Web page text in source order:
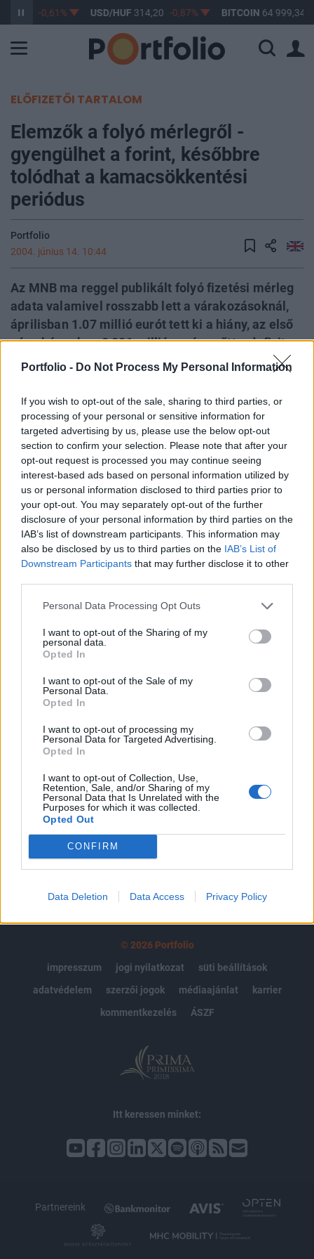
Portfolio - Do Not Process My Personal Information
If you wish to opt-out of the sale, sharing to third parties, or
processing of your personal or sensitive information for
targeted advertising by us, please use the below opt-out
section to confirm your selection. Please note that after your
opt-out request is processed you may continue seeing
interest-based ads based on personal information utilized by
us or personal information disclosed to third parties prior to
your opt-out. You may separately opt-out of the further
disclosure of your personal information by third parties on the
IAB’s list of downstream participants. This information may
also be disclosed by us to third parties on the IAB’s List of
Downstream Participants that may further disclose it to other
Personal Data Processing Opt Outs
I want to opt-out of the Sharing of my
personal data.
Opted In
I want to opt-out of the Sale of my
Personal Data.
Opted In
I want to opt-out of processing my
Personal Data for Targeted Advertising.
Opted In
I want to opt-out of Collection, Use,
Retention, Sale, and/or Sharing of my
Personal Data that Is Unrelated with the
Purposes for which it was collected.
Opted Out
CONFIRM
Data Deletion Data Access Privacy Policy
363,17 -0,61% USD/HUF314,20 -0,87% BITCOIN64 999,34
ELŐFIZETŐI TARTALOM
Elemzők a folyó mérlegről -
gyengülhet a forint, későbbre
tolódhat a kamacsökkentési
periódus
Portfolio
2004. június 14. 10:44
Az MNB ma reggel publikált folyó fizetési mérleg
adata valamivel rosszabb lett a várakozásoknál,
áprilisban 1.07 millió eurót tett ki a hiány, az első
négy hónapban 2,826 millió euróra nőtt a deficit
mértéke. A portfolio.hu az OTP Bank Rt.-től
kérdezte a hiány kialakulásának hátteréről, illetve
a gazdasági folyamatok várható alakulásáról.
Vojnits Tamás: Középtávon is gyengülhet a forint - de
várható kamatcsökkentés. Az elemző elmondása szerint a
múlt csütörtöki vártnál lényegesen rosszabb
külkereskedelmi mérleg adatok tükrében nem okozott
különösebb meglepetést a ma reggeli folyó mérleg adat.
Olyan értelemben mégis meglepő az MNB által
nyilvánosságra hozott érték, hogy az 1 milliárd euró
feletti...
KEDVES OLVASÓNK!
A keresett cikk a portfolio.hu hírarchívumához
tartozik, melynek olvasása előfizetéses
Az előfizetés a következőket tartalmazza:
Kötéslisták: BÉT elmúlt 2 év napon belüli
kötéslistái
Előfizetés
MÁR ELŐFIZETŐNK VAGY?BEJELENTKEZÉS
© 2026 Portfolio
impresszum
jogi nyilatkozat
süti beállítások
adatvédelem
szerzői jogok médiaajánlat
karrier
kommentkezelés
ÁSZF
Itt keressen minket:
Partnereink